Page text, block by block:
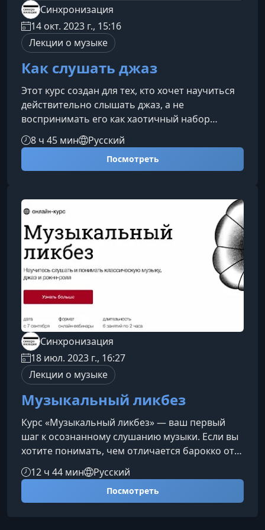
Синхронизация
14 окт. 2023 г., 15:16
Лекции о музыке
Как слушать джаз
Этот курс создан для тех, кто хочет научиться
действительно слышать джаз, а не
воспринимать его как хаотичный набор
звуков. Мы разберем, из чего складывается
джазовая музыка, почему она звучит именно
так и как получать от неё больше
характер исполнения — и слушать джаз
осознанно.Основы джаза: гармония, ритм и
искусство импровизацииИмпровизация — не
просто свободн
8 ч 45 мин Русский
Посмотреть
Синхронизация
18 июл. 2023 г., 16:27
Лекции о музыке
Музыкальный ликбез
Курс «Музыкальный ликбез» — ваш первый
шаг к осознанному слушанию музыки. Если вы
хотите понимать, чем отличается барокко от
классицизма, что делает джаз живым и
импровизационным, а рок-н-ролл —
культурным феноменом, этот курс станет
12 ч 44 мин Русский
Посмотреть